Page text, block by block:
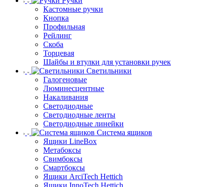
Кастомные ручки
Кнопка
Профильная
Рейлинг
Скоба
Торцевая
Шайбы и втулки для установки ручек
Светильники
Галогеновые
Люминесцентные
Накаливания
Светодиодные
Светодиодные ленты
Светодиодные линейки
Система ящиков
Ящики LineBox
Метабоксы
Свимбоксы
Смартбоксы
Ящики ArciTech Hettich
Ящики InnoTech Hettich